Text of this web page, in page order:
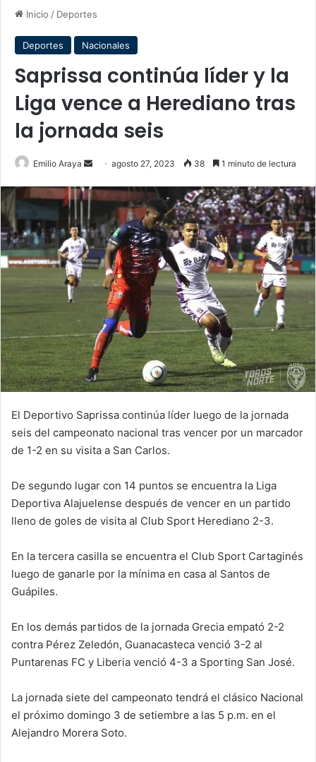
Inicio / Deportes
Deportes Nacionales
Saprissa continúa líder y la
Liga vence a Herediano tras
la jornada seis
Emilio Araya
Send
email
agosto 27, 2023 38 1 minuto de lectura
El Deportivo Saprissa continúa líder luego de la jornada
seis del campeonato nacional tras vencer por un marcador
de 1-2 en su visita a San Carlos.
De segundo lugar con 14 puntos se encuentra la Liga
Deportiva Alajuelense después de vencer en un partido
lleno de goles de visita al Club Sport Herediano 2-3.
En la tercera casilla se encuentra el Club Sport Cartaginés
luego de ganarle por la mínima en casa al Santos de
Guápiles.
En los demás partidos de la jornada Grecia empató 2-2
contra Pérez Zeledón, Guanacasteca venció 3-2 al
Puntarenas FC y Liberia venció 4-3 a Sporting San José.
La jornada siete del campeonato tendrá el clásico Nacional
el próximo domingo 3 de setiembre a las 5 p.m. en el
Alejandro Morera Soto.